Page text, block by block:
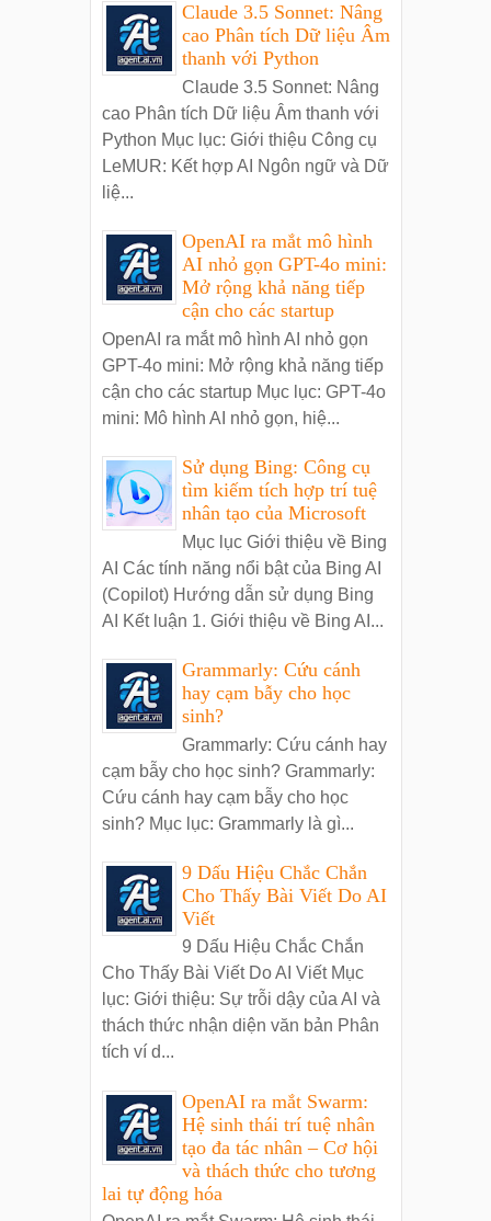
Claude 3.5 Sonnet: Nâng
cao Phân tích Dữ liệu Âm
thanh với Python
Claude 3.5 Sonnet: Nâng
cao Phân tích Dữ liệu Âm thanh với
Python Mục lục: Giới thiệu Công cụ
LeMUR: Kết hợp AI Ngôn ngữ và Dữ
liệ...
OpenAI ra mắt mô hình
AI nhỏ gọn GPT-4o mini:
Mở rộng khả năng tiếp
cận cho các startup
OpenAI ra mắt mô hình AI nhỏ gọn
GPT-4o mini: Mở rộng khả năng tiếp
cận cho các startup Mục lục: GPT-4o
mini: Mô hình AI nhỏ gọn, hiệ...
Sử dụng Bing: Công cụ
tìm kiếm tích hợp trí tuệ
nhân tạo của Microsoft
Mục lục Giới thiệu về Bing
AI Các tính năng nổi bật của Bing AI
(Copilot) Hướng dẫn sử dụng Bing
AI Kết luận 1. Giới thiệu về Bing AI...
Grammarly: Cứu cánh
hay cạm bẫy cho học
sinh?
Grammarly: Cứu cánh hay
cạm bẫy cho học sinh? Grammarly:
Cứu cánh hay cạm bẫy cho học
sinh? Mục lục: Grammarly là gì...
9 Dấu Hiệu Chắc Chắn
Cho Thấy Bài Viết Do AI
Viết
9 Dấu Hiệu Chắc Chắn
Cho Thấy Bài Viết Do AI Viết Mục
lục: Giới thiệu: Sự trỗi dậy của AI và
thách thức nhận diện văn bản Phân
tích ví d...
OpenAI ra mắt Swarm:
Hệ sinh thái trí tuệ nhân
tạo đa tác nhân – Cơ hội
và thách thức cho tương
lai tự động hóa